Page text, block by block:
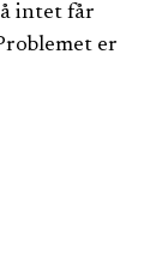
intet får
er